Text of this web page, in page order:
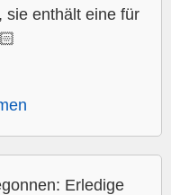
sie enthält eine für
Erledige